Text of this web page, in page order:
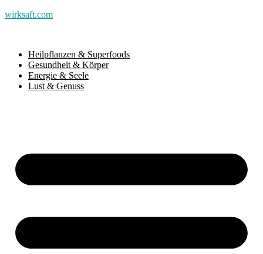
wirksaft.com
Heilpflanzen & Superfoods
Gesundheit & Körper
Energie & Seele
Lust & Genuss